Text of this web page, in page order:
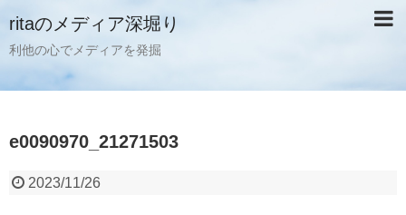
ritaのメディア深堀り
利他の心でメディアを発掘
e0090970_21271503
2023/11/26